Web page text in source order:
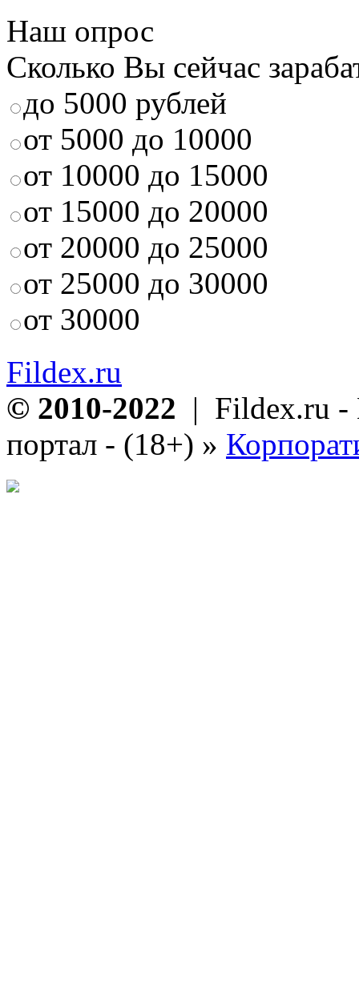
Наш опрос
Сколько Вы сейчас
до 5000 рублей
от 5000 до 10000
от 10000 до 15000
от 15000 до 20000
от 20000 до 25000
от 25000 до 30000
от 30000
Fildex.ru
© 2010-2022 | Fildex.ru -
портал - (18+) »